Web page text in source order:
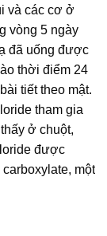
và các cơ ở
vòng 5 ngày
đã uống được
thời điểm 24
tiết theo mật.
tham gia
ở chuột,
được
một